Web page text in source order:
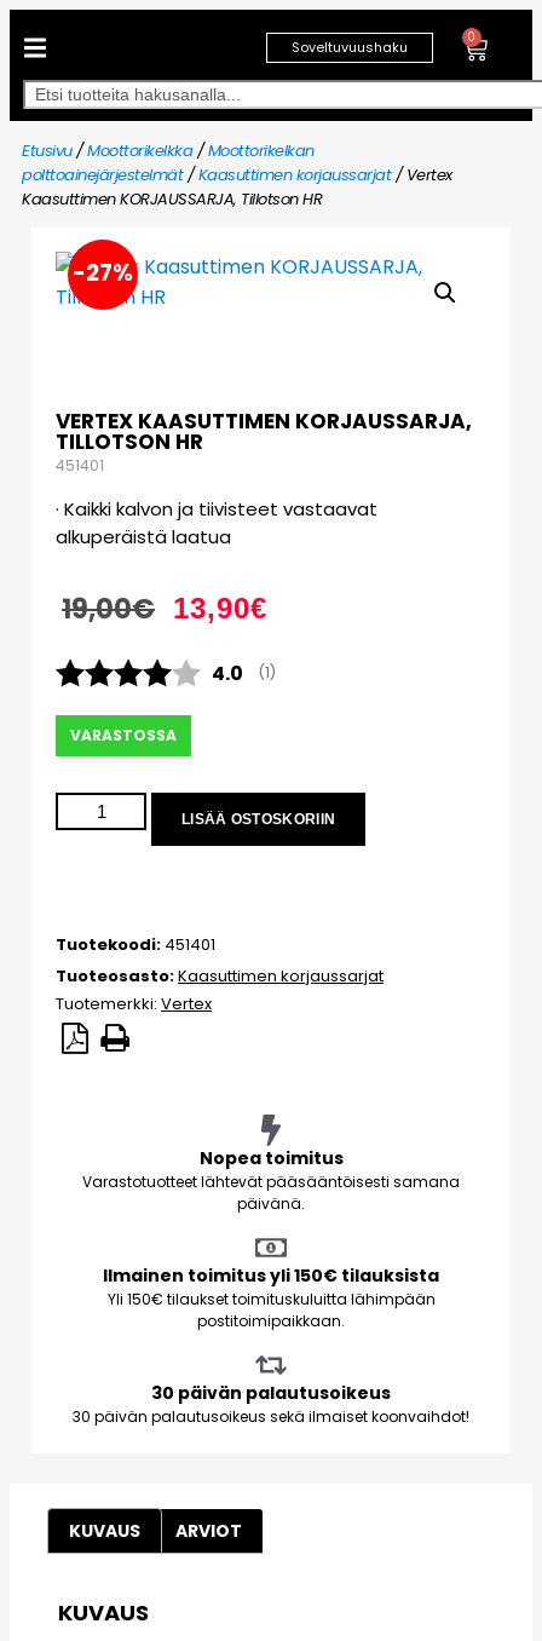
Soveltuvuushaku
0
Etusivu/Moottorikelkka/Moottorikelkan
polttoainejärjestelmät/Kaasuttimen korjaussarjat/ Vertex
Kaasuttimen KORJAUSSARJA, Tillotson HR
-27%
VERTEX KAASUTTIMEN KORJAUSSARJA,
TILLOTSON HR
451401
· Kaikki kalvon ja tiivisteet vastaavat
alkuperäistä laatua
19,00€ 13,90€
Keskimääräinen luokitus:
4.0 (äänet:
1)
VARASTOSSA
LISÄÄ OSTOSKORIIN
Tuotekoodi: 451401
Tuoteosasto:Kaasuttimen korjaussarjat
Tuotemerkki: Vertex
Nopea toimitus
Varastotuotteet lähtevät pääsääntöisesti samana
päivänä.
Ilmainen toimitus yli 150€ tilauksista
Yli 150€ tilaukset toimituskuluitta lähimpään
postitoimipaikkaan.
30 päivän palautusoikeus
30 päivän palautusoikeus sekä ilmaiset koonvaihdot!
KUVAUS ARVIOT
KUVAUS